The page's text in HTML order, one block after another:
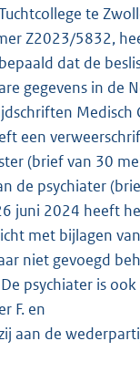
te
Z2023/5832,
dat de
gegevens in de
Medisch
een
(brief van 30
de psychiater
juni 2024 heeft
met bijlagen
niet gevoegd
psychiater is
F. en
aan de